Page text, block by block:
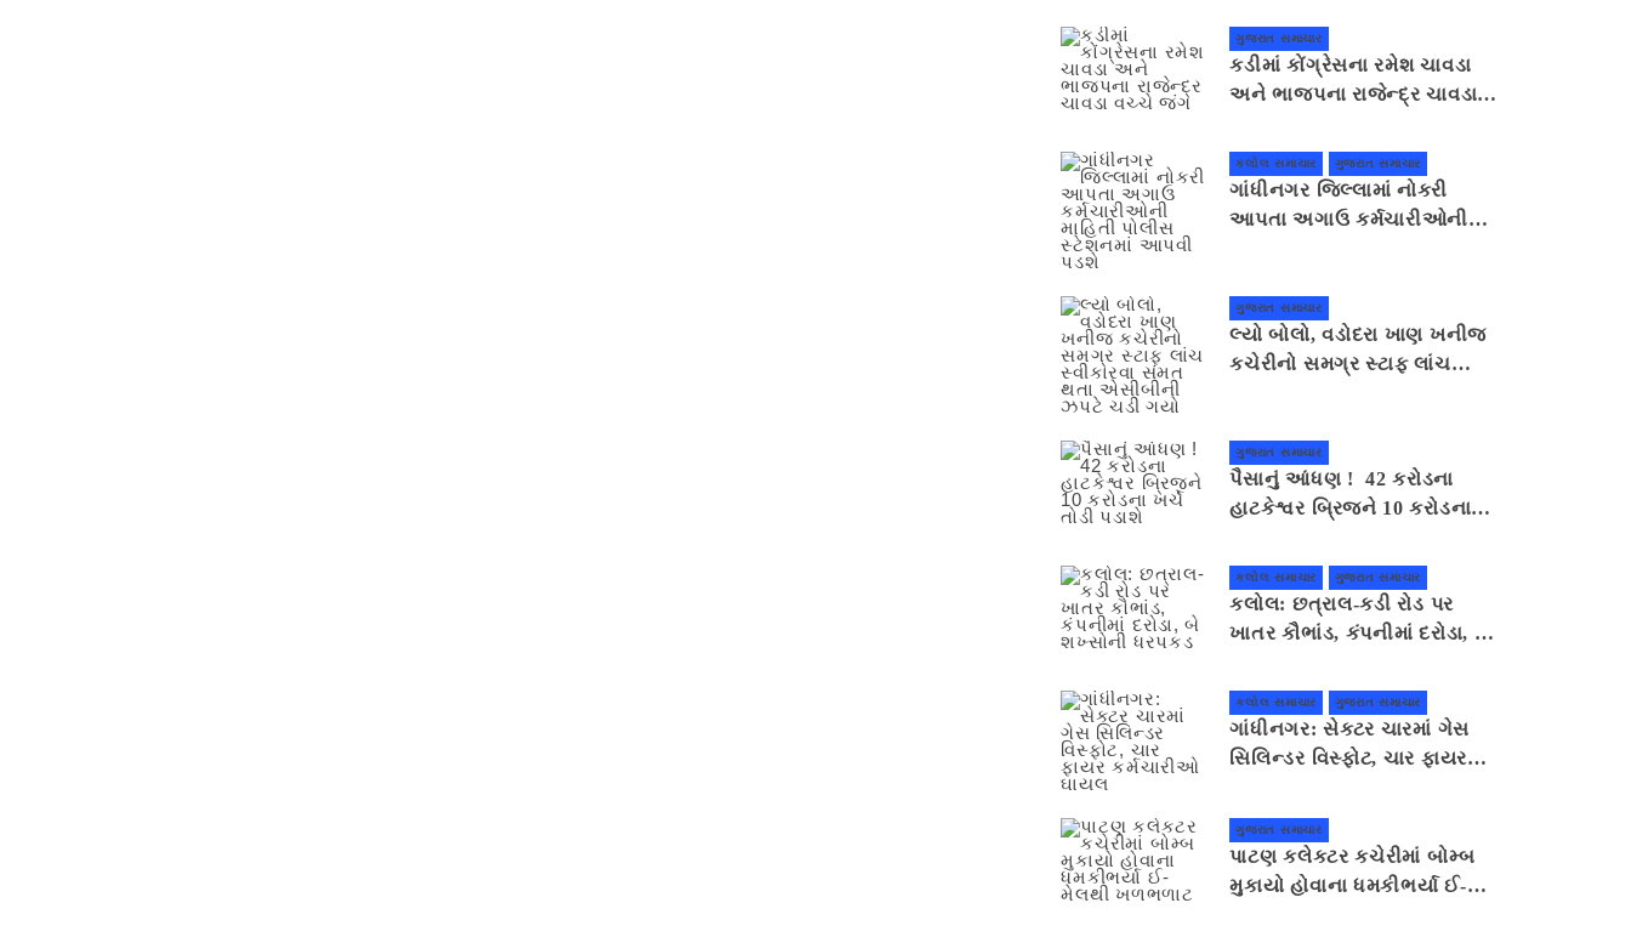
ગુજરાત સમાચાર
કડીમાં કોંગ્રેસના રમેશ ચાવડા
અને ભાજપના રાજેન્દ્ર ચાવડા
કલોલ સમાચાર ગુજરાત સમાચાર
ગાંધીનગર જિલ્લામાં નોકરી
આપતા અગાઉ કર્મચારીઓની
ગુજરાત સમાચાર
લ્યો બોલો, વડોદરા ખાણ ખનીજ
કચેરીનો સમગ્ર સ્ટાફ લાંચ
ગુજરાત સમાચાર
પૈસાનું આંધણ ! 42 કરોડના
હાટકેશ્વર બ્રિજને 10 કરોડના
કલોલ સમાચાર ગુજરાત સમાચાર
કલોલ: છત્રાલ-કડી રોડ પર
ખાતર કૌભાંડ, કંપનીમાં દરોડા, બે
કલોલ સમાચાર ગુજરાત સમાચાર
ગાંધીનગર: સેક્ટર ચારમાં ગેસ
સિલિન્ડર વિસ્ફોટ, ચાર ફાયર
ગુજરાત સમાચાર
પાટણ કલેકટર કચેરીમાં બોમ્બ
મુકાયો હોવાના ધમકીભર્યા ઈ-